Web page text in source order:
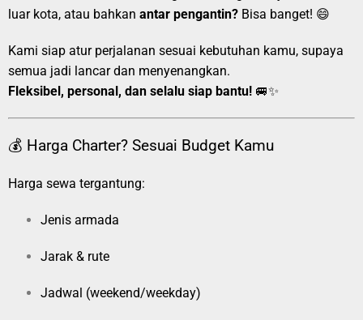
luar kota, atau bahkan antar pengantin? Bisa banget! 😄
Kami siap atur perjalanan sesuai kebutuhan kamu, supaya
semua jadi lancar dan menyenangkan.
Fleksibel, personal, dan selalu siap bantu! 🚐✨
💰 Harga Charter? Sesuai Budget Kamu
Harga sewa tergantung:
Jenis armada
Jarak & rute
Jadwal (weekend/weekday)